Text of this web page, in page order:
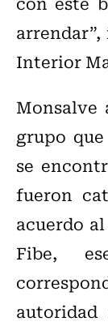
Interior
Monsalve
grupo
se
fueron
acuerdo
Fibe,